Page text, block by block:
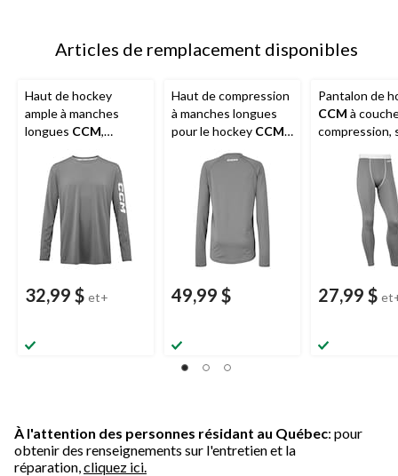
Articles de remplacement disponibles
Haut de hockey
ample à manches
longues CCM,
sénior, choix de tailles
32,99 $ et+
Haut de compression
à manches longues
pour le hockey CCM,
49,99 $
Pantalon de
CCM à
compression,
27,99 $
À l'attention des personnes résidant au Québec: pour
obtenir des renseignements sur l'entretien et la
réparation, cliquez ici.